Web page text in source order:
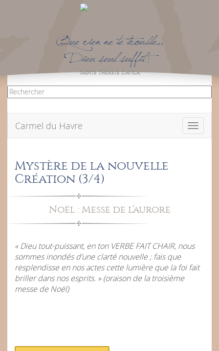
Que rien ne te trouble…
Dieu seul suffit !
SAINTE THÉRÈSE D’AVILA
Toggle
Carmel du Havre
Mystère de la nouvelle
Création (3/4)
Noël : Messe de l’aurore
« Dieu tout-puissant, en ton VERBE FAIT CHAIR, nous
sommes inondés d’une clarté nouvelle ; fais que
resplendisse en nos actes cette lumière que la foi fait
briller dans nos esprits. » (oraison de la troisième
messe de Noël)